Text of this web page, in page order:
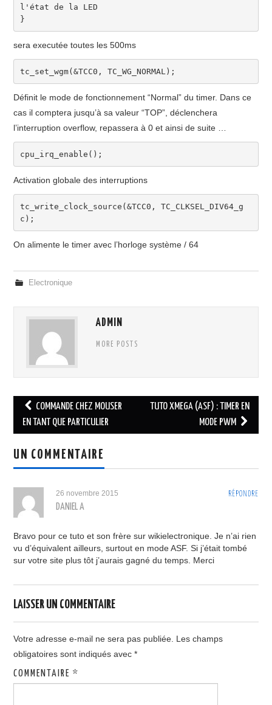
l'état de la LED
}
sera executée toutes les 500ms
tc_set_wgm(&TCC0 , TC_WG_NORMAL ) ;
Définit le mode de fonctionnement “Normal” du timer. Dans ce
cas il comptera jusqu’à sa valeur “TOP”, déclenchera
l’interruption overflow, repassera à 0 et ainsi de suite …
cpu_irq_enable ( ) ;
Activation globale des interruptions
tc_write_clock_source (&TCC0 ,
TC_CLKSEL_DIV64_g
c ) ;
On alimente le timer avec l’horloge système / 64
Electronique
ADMIN
MORE POSTS
Navigation
des
COMMANDE CHEZ MOUSER
EN TANT QUE PARTICULIER
TUTO XMEGA (ASF) : TIMER EN
MODE PWM
UN COMMENTAIRE
RÉPONDRE
26 novembre 2015
DANIEL A
Bravo pour ce tuto et son frère sur wikielectronique. Je n’ai rien
vu d’équivalent ailleurs, surtout en mode ASF. Si j’était tombé
sur votre site plus tôt j’aurais gagné du temps. Merci
LAISSER UN COMMENTAIRE
Votre adresse e-mail ne sera pas publiée. Les champs
obligatoires sont indiqués avec*
COMMENTAIRE*